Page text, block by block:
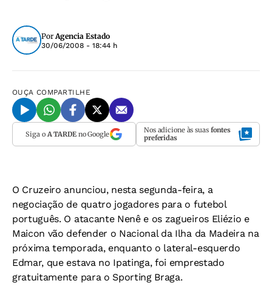
PorAgencia Estado
30/06/2008 - 18:44 h
OUÇA COMPARTILHE
Siga o A TARDEno Google Nos adicione às suas fontes
preferidas
O Cruzeiro anunciou, nesta segunda-feira, a
negociação de quatro jogadores para o futebol
português. O atacante Nenê e os zagueiros Eliézio e
Maicon vão defender o Nacional da Ilha da Madeira na
próxima temporada, enquanto o lateral-esquerdo
Edmar, que estava no Ipatinga, foi emprestado
gratuitamente para o Sporting Braga.